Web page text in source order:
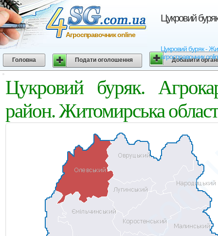
Цукровий
Цукровий буряк -
агросправочник
Агросправочник online
Головна Подати оголошення Добавити
Цукровий буряк.
район. Житомирська